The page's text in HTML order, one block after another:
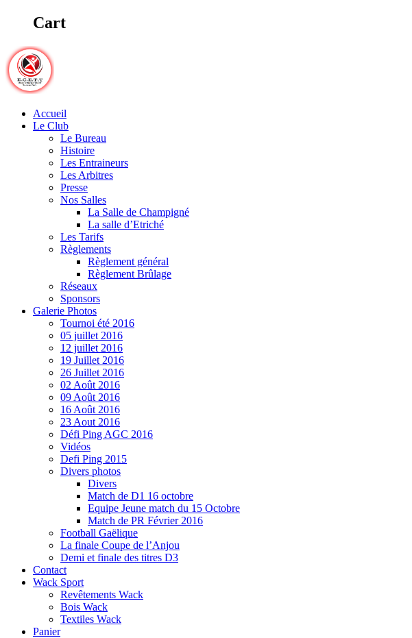
Cart
Accueil
Le Club
Le Bureau
Histoire
Les Entraineurs
Les Arbitres
Presse
Nos Salles
La Salle de Champigné
La salle d’Etriché
Les Tarifs
Règlements
Règlement général
Règlement Brûlage
Réseaux
Sponsors
Galerie Photos
Tournoi été 2016
05 juillet 2016
12 juillet 2016
19 Juillet 2016
26 Juillet 2016
02 Août 2016
09 Août 2016
16 Août 2016
23 Aout 2016
Défi Ping AGC 2016
Vidéos
Defi Ping 2015
Divers photos
Divers
Match de D1 16 octobre
Equipe Jeune match du 15 Octobre
Match de PR Février 2016
Football Gaëlique
La finale Coupe de l’Anjou
Demi et finale des titres D3
Contact
Wack Sport
Revêtements Wack
Bois Wack
Textiles Wack
Panier